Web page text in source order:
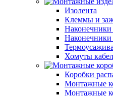
Изолента
Клеммы и
Наконечники
Наконечники
Хомуты
Коробки
Монтажные
Монтажные